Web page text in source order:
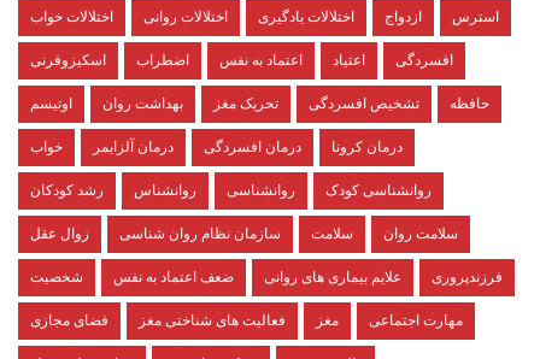
اختلالات خواب اختلالات روانی اختلالات یادگیری ازدواج استرس
اسکیزوفرنی اضطراب اعتماد به نفس اعتیاد افسردگی
اوتیسم بهداشت روان تحریک مغز تشخیص افسردگی حافظه
خواب درمان آلزایمر درمان افسردگی درمان کرونا
رشد کودکان روانشناس روانشناسی روانشناسی کودک
زوال عقل سازمان نظام روان شناسی سلامت سلامت روان
شخصیت ضعف اعتماد به نفس علایم بیماری های روانی فرزندپروری
فضای مجازی فعالیت های شناختی مغز مغز مهارت اجتماعی